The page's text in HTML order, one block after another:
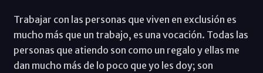
Trabajar con las personas que viven en exclusión es
mucho más que un trabajo, es una vocación. Todas las
personas que atiendo son como un regalo y ellas me
dan mucho más de lo poco que yo les doy; son